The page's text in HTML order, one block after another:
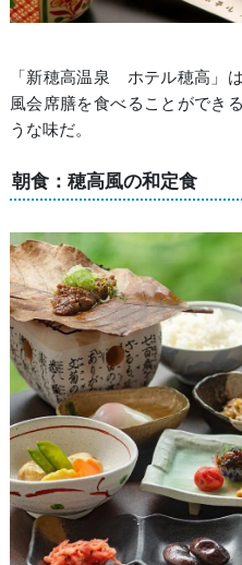
「新穂高温泉 ホテル穂高」
風会席膳を食べることができ
うな味だ。
朝食：穂高風の和定食